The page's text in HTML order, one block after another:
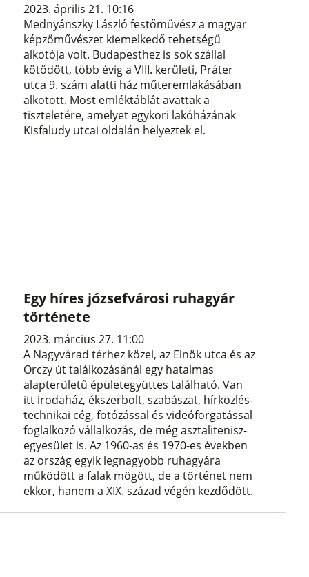
2023. április 21. 10:16
Mednyánszky László festőművész a magyar
képzőművészet kiemelkedő tehetségű
alkotója volt. Budapesthez is sok szállal
kötődött, több évig a VIII. kerületi, Práter
utca 9. szám alatti ház műteremlakásában
alkotott. Most emléktáblát avattak a
tiszteletére, amelyet egykori lakóházának
Kisfaludy utcai oldalán helyeztek el.
Egy híres józsefvárosi ruhagyár
története
2023. március 27. 11:00
A Nagyvárad térhez közel, az Elnök utca és az
Orczy út találkozásánál egy hatalmas
alapterületű épületegyüttes található. Van
itt irodaház, ékszerbolt, szabászat, hírközlés-
technikai cég, fotózással és videóforgatással
foglalkozó vállalkozás, de még asztalitenisz-
egyesület is. Az 1960-as és 1970-es években
az ország egyik legnagyobb ruhagyára
működött a falak mögött, de a történet nem
ekkor, hanem a XIX. század végén kezdődött.